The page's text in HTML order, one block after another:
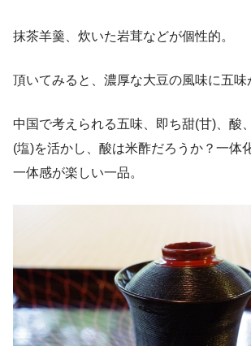
抹茶羊羹、炊いた岩茸などが個性的。
頂いてみると、濃厚な大豆の風味に五味
中国で考えられる五味、即ち甜(甘)、酸
(塩)を活かし、酸は米酢だろうか？一体
一体感が楽しい一品。